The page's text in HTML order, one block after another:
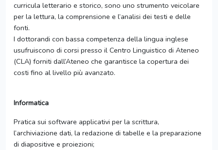
curricula letterario e storico, sono uno strumento veicolare
per la lettura, la comprensione e l’analisi dei testi e delle
fonti.
I dottorandi con bassa competenza della lingua inglese
usufruiscono di corsi presso il Centro Linguistico di Ateneo
(CLA) forniti dall’Ateneo che garantisce la copertura dei
costi fino al livello più avanzato.
Informatica
Pratica sui software applicativi per la scrittura,
l’archiviazione dati, la redazione di tabelle e la preparazione
di diapositive e proiezioni;